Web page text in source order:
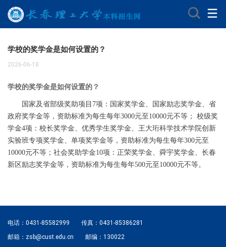
学校的奖学金是如何设置的？
2026-06-18
学校的奖学金是如何设置的？
国家及省部级奖助项目7项：国家奖学金、国家励志奖学金、省
政府奖学金等，资助标准为每生每年3000元至10000元不等； 校级奖
学金4项：校长奖学金、优秀学生奖学金、王大珩科学技术学院创新
实验班专项奖学金、单项奖学金等，资助标准为每生每年300元至
10000元不等；社会奖助学金10项：正荣奖学金、舜宇奖学金、长春
新区励志奖学金等，资助标准为每生每年500元至10000元不等。
电话：0431-85582999
传真：0431-85386281
邮箱：zsb@cust.edu.cn
邮编：130022